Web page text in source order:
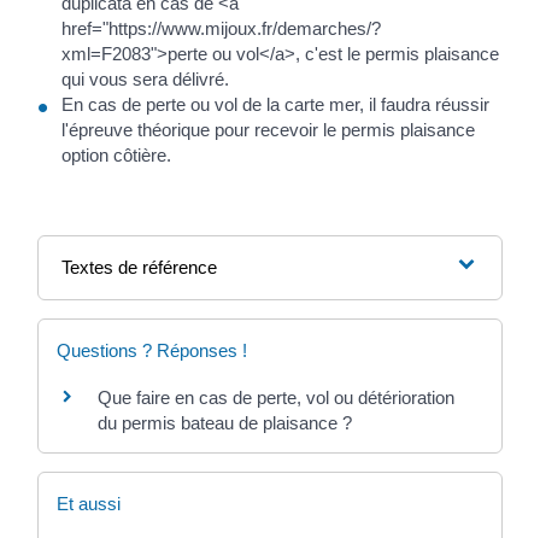
href="https://www.mijoux.fr/demarches/?
xml=F2083">perte ou vol</a>, c'est le permis plaisance
qui vous sera délivré.
En cas de perte ou vol de la carte mer, il faudra réussir
l'épreuve théorique pour recevoir le permis plaisance
option côtière.
Textes de référence
Questions ? Réponses !
Que faire en cas de perte, vol ou détérioration
du permis bateau de plaisance ?
Et aussi